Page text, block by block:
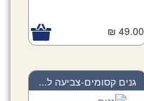
49.00 ₪
גנים קסומים-צביעה ל...